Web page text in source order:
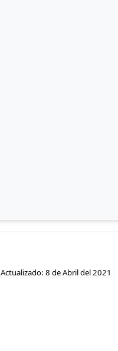
Actualizado: 8 de Abril del 2021